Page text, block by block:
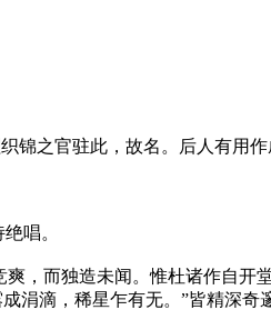
锦之官驻此，故名。后人有用
唱。
，而独造未闻。惟杜诸作自
涓滴，稀星乍有无。”皆精深